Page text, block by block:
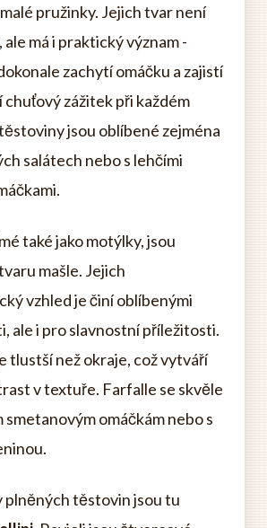
pružinky. Jejich tvar není
má i praktický význam -
zachytí omáčku a zajistí
zážitek při každém
jsou oblíbené zejména
salátech nebo s lehčími
také jako motýlky, jsou
mašle. Jejich
vzhled je činí oblíbenými
ale i pro slavnostní příležitosti.
tlustší než okraje, což vytváří
v textuře. Farfalle se skvěle
smetanovým omáčkám nebo s
plněných těstovin jsou tu